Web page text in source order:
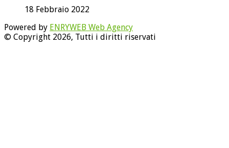
18 Febbraio 2022
Powered by ENRYWEB Web Agency
© Copyright 2026, Tutti i diritti riservati